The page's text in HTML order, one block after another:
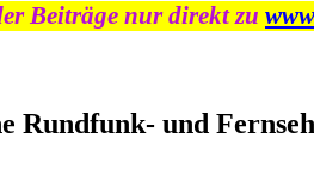
Beiträge nur direkt zu
Rundfunk- und